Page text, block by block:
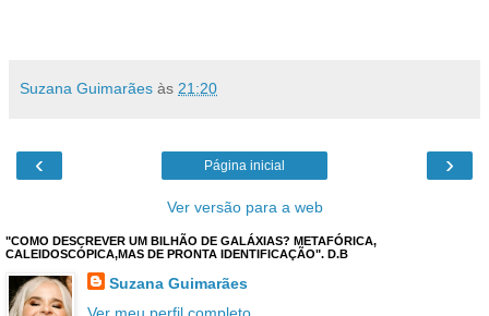
Suzana Guimarães às 21:20
‹ ›
Página inicial
Ver versão para a web
"COMO DESCREVER UM BILHÃO DE GALÁXIAS? METAFÓRICA,
CALEIDOSCÓPICA,MAS DE PRONTA IDENTIFICAÇÃO". D.B
Suzana Guimarães